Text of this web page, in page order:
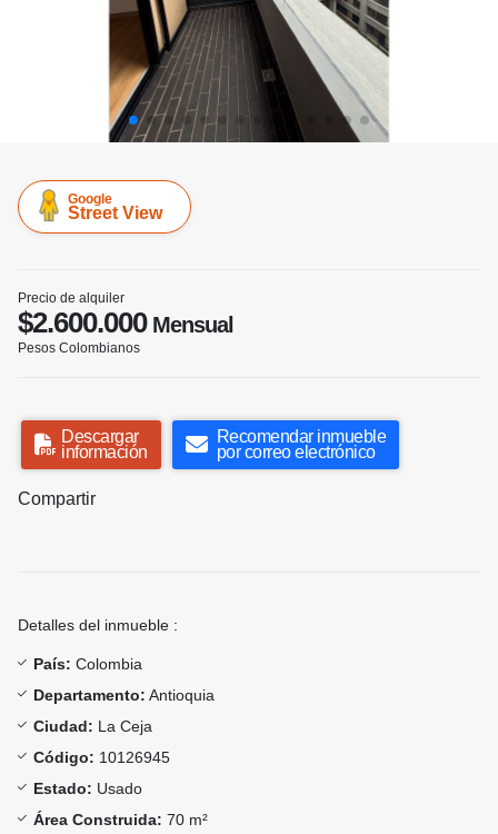
Google
Street View
Precio de alquiler
$2.600.000Mensual
Pesos Colombianos
Descargar
información
Recomendar inmueble
por correo electrónico
Compartir
Detalles del inmueble :
País: Colombia
Departamento: Antioquia
Ciudad: La Ceja
Código: 10126945
Estado: Usado
Área Construida: 70 m²